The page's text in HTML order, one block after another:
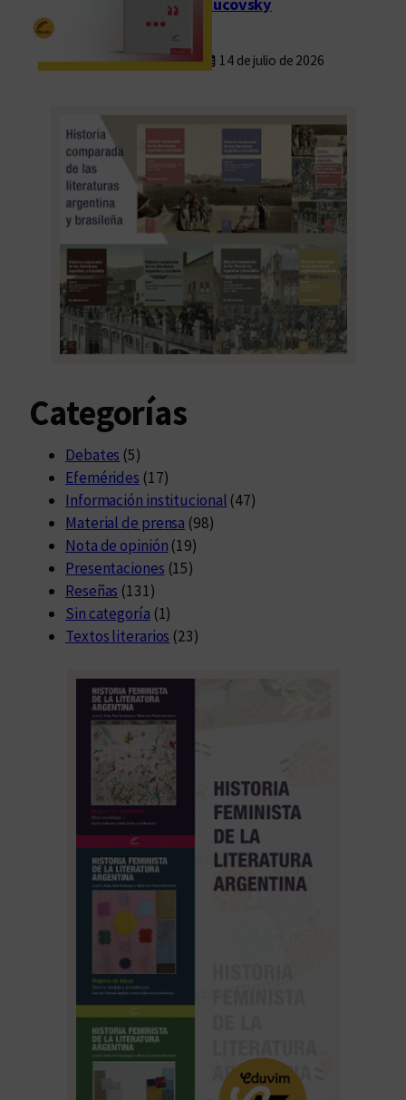
Rucovsky
14 de julio de 2026
Categorías
Debates (5)
Efemérides (17)
Información institucional (47)
Material de prensa (98)
Nota de opinión (19)
Presentaciones (15)
Reseñas (131)
Sin categoría (1)
Textos literarios (23)